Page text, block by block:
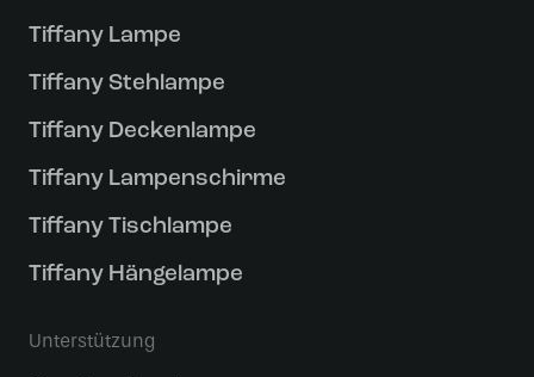
Tiffany Lampe
Tiffany Stehlampe
Tiffany Deckenlampe
Tiffany Lampenschirme
Tiffany Tischlampe
Tiffany Hängelampe
Unterstützung